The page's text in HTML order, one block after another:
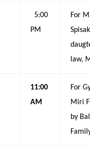
5:00
PM
For
law,
11:00
AM
For
Miri
by